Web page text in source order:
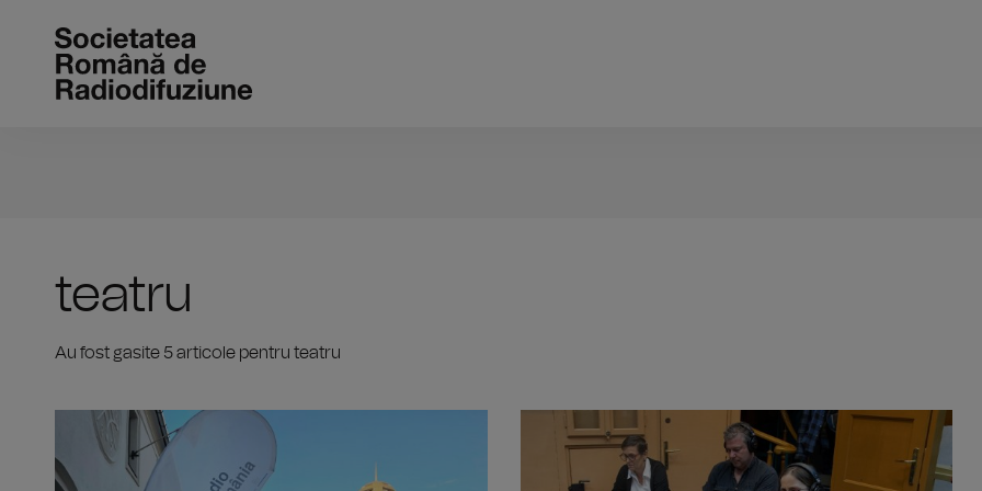
teatru
Au fost gasite 5 articole pentru teatru
Radio